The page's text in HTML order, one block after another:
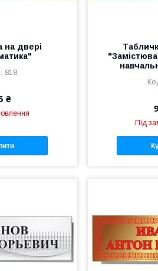
на двері
818
₴
Під